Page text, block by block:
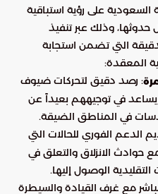
السعودية على رؤية استباقية
وذلك عبر تنفيذ
التي تضمن استجابة
المعقدة:
: رصد دقيق لتحركات ضيوف
يساعد في توجيههم بعيداً عن
في المناطق الضيقة.
الدعم الفوري للحالات التي
حوادث الانزلاق والتعلق في
التقليدية الوصول إليها.
مع غرف القيادة والسيطرة